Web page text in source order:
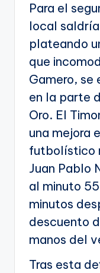
Para el
local
plateando
que
Gamero, se
en la parte
Oro. El
una mejora
futbolístico
Juan Pablo
al minuto
minutos
descuento
manos del
Tras esta